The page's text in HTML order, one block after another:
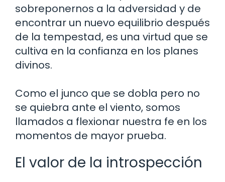
sobreponernos a la adversidad y de
encontrar un nuevo equilibrio después
de la tempestad, es una virtud que se
cultiva en la confianza en los planes
divinos.
Como el junco que se dobla pero no
se quiebra ante el viento, somos
llamados a flexionar nuestra fe en los
momentos de mayor prueba.
El valor de la introspección